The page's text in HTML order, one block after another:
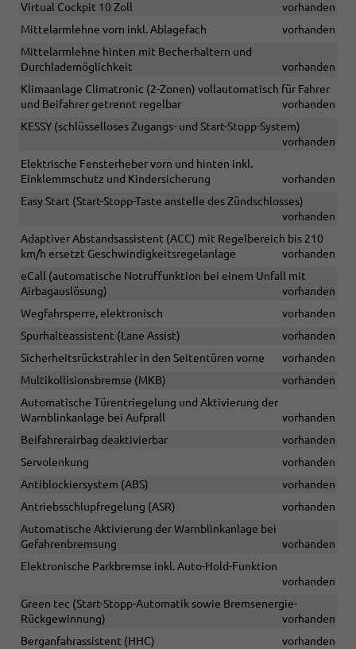
Virtual Cockpit 10 Zoll
vorhanden
Mittelarmlehne vorn inkl. Ablagefach
vorhanden
Mittelarmlehne hinten mit Becherhaltern und
Durchlademöglichkeit
vorhanden
Klimaanlage Climatronic (2-Zonen) vollautomatisch für Fahrer
und Beifahrer getrennt regelbar
vorhanden
KESSY (schlüsselloses Zugangs- und Start-Stopp-System)
vorhanden
Elektrische Fensterheber vorn und hinten inkl.
Einklemmschutz und Kindersicherung
vorhanden
Easy Start (Start-Stopp-Taste anstelle des Zündschlosses)
vorhanden
Adaptiver Abstandsassistent (ACC) mit Regelbereich bis 210
km/h ersetzt Geschwindigkeitsregelanlage
vorhanden
eCall (automatische Notruffunktion bei einem Unfall mit
Airbagauslösung)
vorhanden
Wegfahrsperre, elektronisch
vorhanden
Spurhalteassistent (Lane Assist)
vorhanden
Sicherheitsrückstrahler in den Seitentüren vorne
vorhanden
Multikollisionsbremse (MKB)
vorhanden
Automatische Türentriegelung und Aktivierung der
Warnblinkanlage bei Aufprall
vorhanden
Beifahrerairbag deaktivierbar
vorhanden
Servolenkung
vorhanden
Antiblockiersystem (ABS)
vorhanden
Antriebsschlupfregelung (ASR)
vorhanden
Automatische Aktivierung der Warnblinkanlage bei
Gefahrenbremsung
vorhanden
Elektronische Parkbremse inkl. Auto-Hold-Funktion
vorhanden
Green tec (Start-Stopp-Automatik sowie Bremsenergie-
Rückgewinnung)
vorhanden
Berganfahrassistent (HHC)
vorhanden